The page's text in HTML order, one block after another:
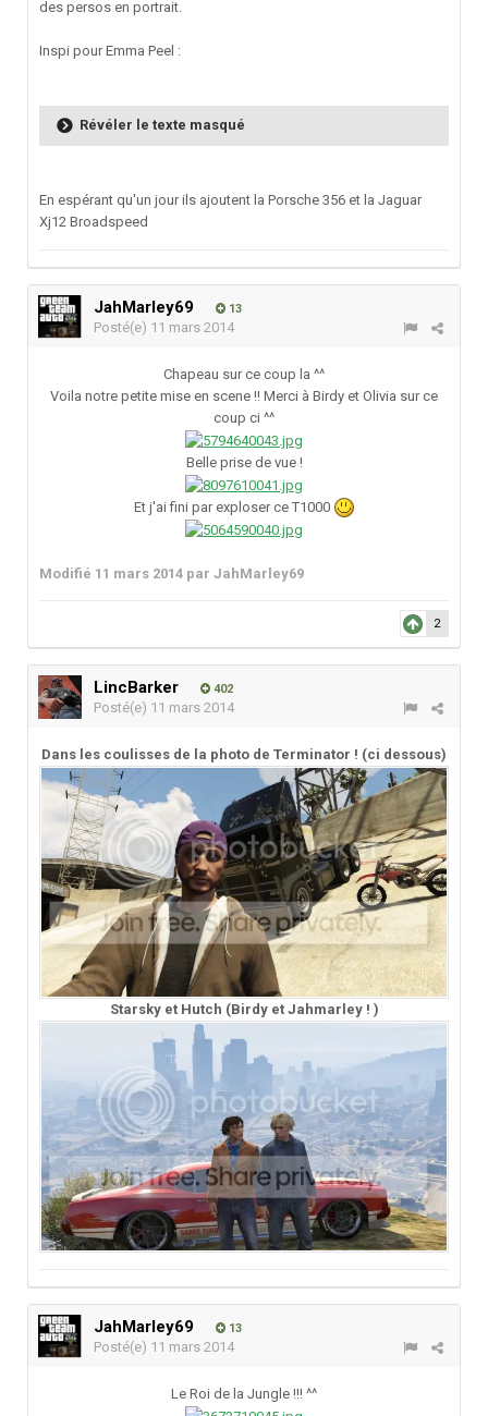
des persos en portrait.
Inspi pour Emma Peel :
Révéler le texte masqué
En espérant qu'un jour ils ajoutent la Porsche 356 et la Jaguar
Xj12 Broadspeed
JahMarley69 13
Posté(e) 11 mars 2014
Chapeau sur ce coup la ^^
Voila notre petite mise en scene !! Merci à Birdy et Olivia sur ce
coup ci ^^
Belle prise de vue !
Et j'ai fini par exploser ce T1000
Modifié 11 mars 2014 par JahMarley69
2
LincBarker 402
Posté(e) 11 mars 2014
Dans les coulisses de la photo de Terminator ! (ci dessous)
Starsky et Hutch (Birdy et Jahmarley ! )
JahMarley69 13
Posté(e) 11 mars 2014
Le Roi de la Jungle !!! ^^